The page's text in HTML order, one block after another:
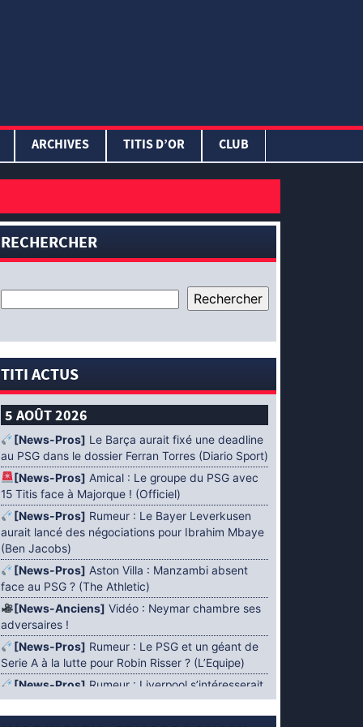
ARCHIVES TITIS D’OR CLUB
RECHERCHER
TITI ACTUS
5 AOÛT 2026
[News-Pros] Le Barça aurait fixé une deadline
au PSG dans le dossier Ferran Torres (Diario Sport)
[News-Pros] Amical : Le groupe du PSG avec
15 Titis face à Majorque ! (Officiel)
[News-Pros] Rumeur : Le Bayer Leverkusen
aurait lancé des négociations pour Ibrahim Mbaye
(Ben Jacobs)
[News-Pros] Aston Villa : Manzambi absent
face au PSG ? (The Athletic)
[News-Anciens] Vidéo : Neymar chambre ses
adversaires !
[News-Pros] Rumeur : Le PSG et un géant de
Serie A à la lutte pour Robin Risser ? (L’Equipe)
[News-Pros] Rumeur : Liverpool s’intéresserait
à Ibrahim Mbaye en plus de Bradley Barcola
(Fabrizio Romano)